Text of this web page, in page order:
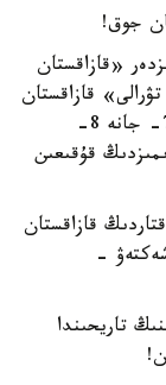
جوق!
«قازاقستان
قازاقستان
رەسپۋبليكاسىنىڭ كونستيتۋتسيالىق زاڭىنىڭ 7- جانە 8-
قۇقىعىن
قازاقستان
-
تاريحىندا